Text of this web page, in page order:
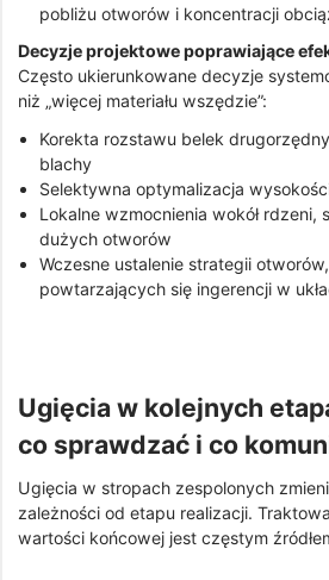
pobliżu otworów i koncentracji
Decyzje projektowe poprawiające
Często ukierunkowane decyzje
niż „więcej materiału wszędzie”:
Korekta rozstawu belek
blachy
Selektywna optymalizacja
Lokalne wzmocnienia wokół rdzeni,
dużych otworów
Wczesne ustalenie strategii
powtarzających się ingerencji w
Ugięcia w kolejnych
co sprawdzać i co
Ugięcia w stropach zespolonych
zależności od etapu realizacji.
wartości końcowej jest częstym